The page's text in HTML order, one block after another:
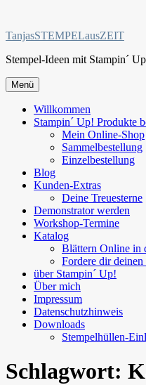
springen
TanjasSTEMPELausZEIT
Stempel-Ideen mit Stampin´
Menü
Willkommen
Stampin´ Up! Produkte
Mein Online-Shop
Sammelbestellung
Einzelbestellung
Blog
Kunden-Extras
Deine Treuesterne
Demonstrator werden
Workshop-Termine
Katalog
Blättern Online in
Fordere dir
über Stampin´ Up!
Über mich
Impressum
Datenschutzhinweis
Downloads
Stempelhüllen-
Schlagwort: